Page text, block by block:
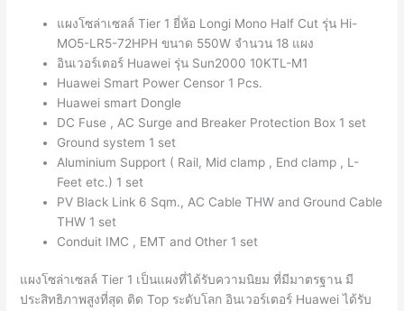
แผงโซล่าเซลล์ Tier 1 ยี่ห้อ Longi Mono Half Cut รุ่น Hi-
MO5-LR5-72HPH ขนาด 550W จำนวน 18 แผง
อินเวอร์เตอร์ Huawei รุ่น Sun2000 10KTL-M1
Huawei Smart Power Censor 1 Pcs.
Huawei smart Dongle
DC Fuse , AC Surge and Breaker Protection Box 1 set
Ground system 1 set
Aluminium Support ( Rail, Mid clamp , End clamp , L-
Feet etc.) 1 set
PV Black Link 6 Sqm., AC Cable THW and Ground Cable
THW 1 set
Conduit IMC , EMT and Other 1 set
แผงโซล่าเซลล์ Tier 1 เป็นแผงที่ได้รับความนิยม ที่มีมาตรฐาน มี
ประสิทธิภาพสูงที่สุด ติด Top ระดับโลก อินเวอร์เตอร์ Huawei ได้รับ